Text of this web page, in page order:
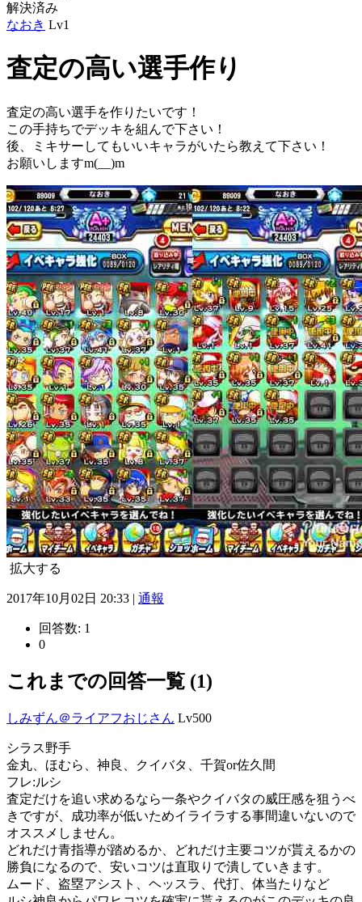
解決済み
なおき Lv1
査定の高い選手作り
査定の高い選手を作りたいです！
この手持ちでデッキを組んで下さい！
後、ミキサーしてもいいキャラがいたら教えて下さい！
お願いしますm(__)m
拡大する
2017年10月02日 20:33 | 通報
回答数: 1
0
これまでの回答一覧 (1)
しみずん＠ライアフおじさん Lv500
シラス野手
金丸、ほむら、神良、クイバタ、千賀or佐久間
フレ:ルシ
査定だけを追い求めるなら一条やクイバタの威圧感を狙うべ
きですが、成功率が低いためイライラする事間違いないので
オススメしません。
どれだけ青指導が踏めるか、どれだけ主要コツが貰えるかの
勝負になるので、安いコツは直取りで潰していきます。
ムード、盗塁アシスト、ヘッスラ、代打、体当たりなど